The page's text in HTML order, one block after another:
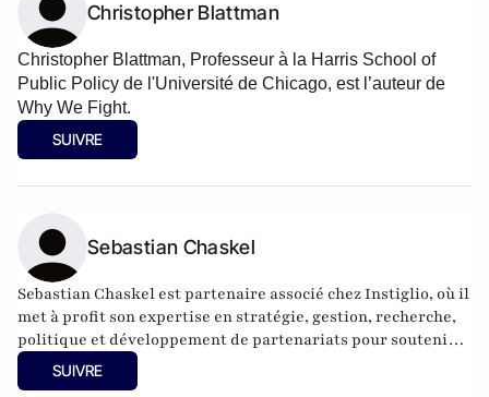
Christopher Blattman
Christopher Blattman, Professeur à la Harris School of
Public Policy de l'Université de Chicago, est l’auteur de
SUIVRE
Sebastian Chaskel
Sebastian Chaskel est partenaire associé chez Instiglio, où il
met à profit son expertise en stratégie, gestion, recherche,
politique et développement de partenariats pour soutenir
la mission, les partenaires et les clients d'Instiglio. Avant de
rejoindre Instiglio, Sebastian Chaskel a passé une demi-
SUIVRE